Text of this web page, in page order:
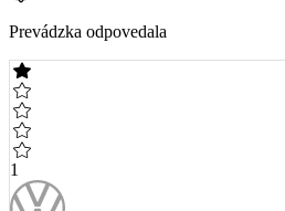
Prevádzka odpovedala
1